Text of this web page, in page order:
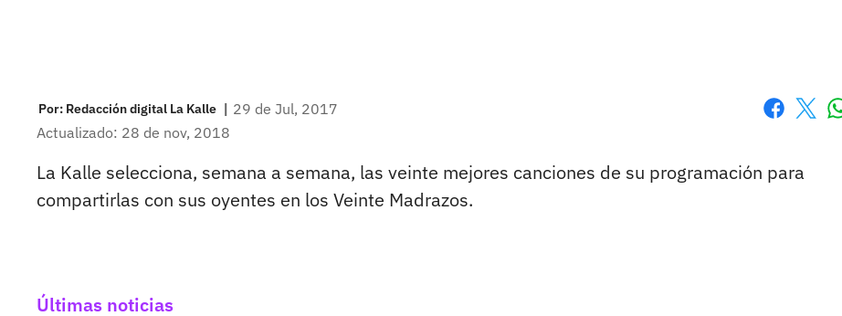
Por: Redacción digital La Kalle | 29 de Jul, 2017
Actualizado: 28 de nov, 2018
La Kalle selecciona, semana a semana, las veinte mejores canciones de su programación para
compartirlas con sus oyentes en los Veinte Madrazos.
Últimas noticias